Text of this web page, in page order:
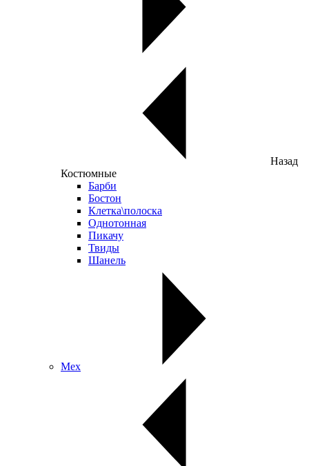
Назад
Костюмные
Барби
Бостон
Клетка\полоска
Однотонная
Пикачу
Твиды
Шанель
Мех